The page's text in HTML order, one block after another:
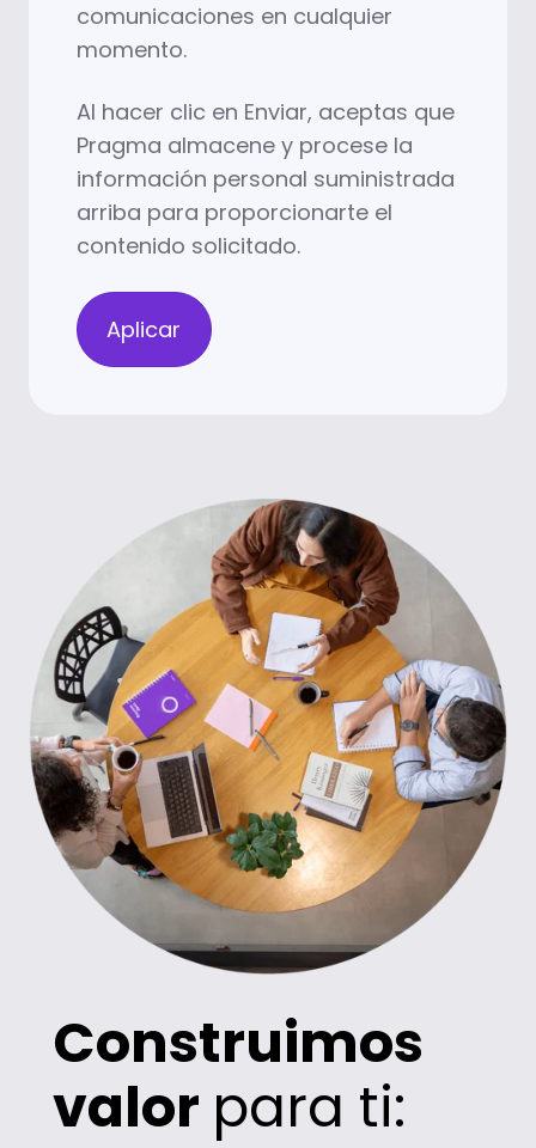
comunicaciones en cualquier
momento.
Al hacer clic en Enviar, aceptas que
Pragma almacene y procese la
información personal suministrada
arriba para proporcionarte el
contenido solicitado.
Construimos
valor para ti: